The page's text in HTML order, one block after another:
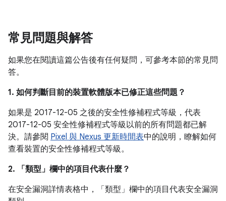
常見問題與解答
如果您在閱讀這篇公告後有任何疑問，可參考本節的常見問
答。
1. 如何判斷目前的裝置軟體版本已修正這些問題？
如果是 2017-12-05 之後的安全性修補程式等級，代表
2017-12-05 安全性修補程式等級以前的所有問題都已解
決。請參閱 Pixel 與 Nexus 更新時間表中的說明，瞭解如何
查看裝置的安全性修補程式等級。
2. 「類型」 欄中的項目代表什麼？
在安全漏洞詳情表格中，「類型」 欄中的項目代表安全漏洞